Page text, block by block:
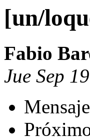
[un/
Fabio
Jue Sep